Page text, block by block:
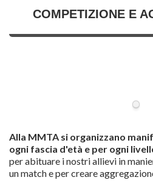
COMPETIZIONE E
Alla MMTA si organizzano
ogni fascia d'età e per ogni
per abituare i nostri allievi in
un match e per creare